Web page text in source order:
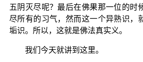
五阴灭尽呢？最后在佛果那一位的时
尽所有的习气，然而这一个异熟识，
垢识。所以，这就是佛法真实义。
我们今天就讲到这里。